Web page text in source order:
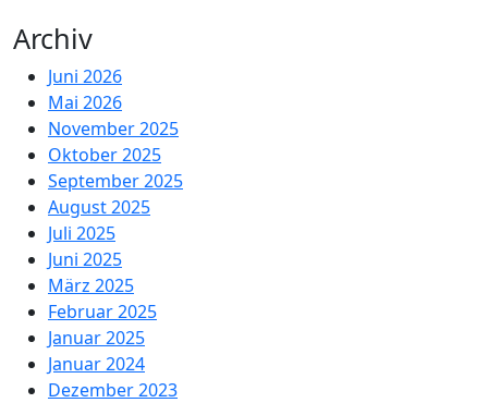
Archiv
Juni 2026
Mai 2026
November 2025
Oktober 2025
September 2025
August 2025
Juli 2025
Juni 2025
März 2025
Februar 2025
Januar 2025
Januar 2024
Dezember 2023